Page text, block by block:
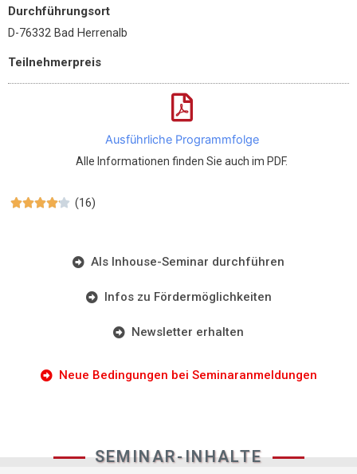
Durchführungsort
D-76332 Bad Herrenalb
Teilnehmerpreis
Ausführliche Programmfolge
Alle Informationen finden Sie auch im PDF.
 (16)
Als Inhouse-Seminar durchführen
Infos zu Fördermöglichkeiten
Newsletter erhalten
Neue Bedingungen bei Seminaranmeldungen
SEMINAR-INHALTE